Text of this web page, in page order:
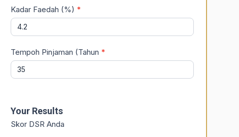
Kadar Faedah (%) *
Tempoh Pinjaman (Tahun *
Your Results
Skor DSR Anda